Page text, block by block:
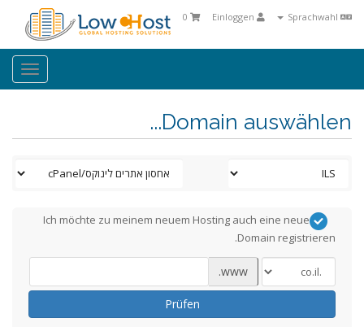
0
Domain auswählen...
Ich möchte zu meinem neuem Hosting auch eine neue
Domain registrieren.
www.
Prüfen